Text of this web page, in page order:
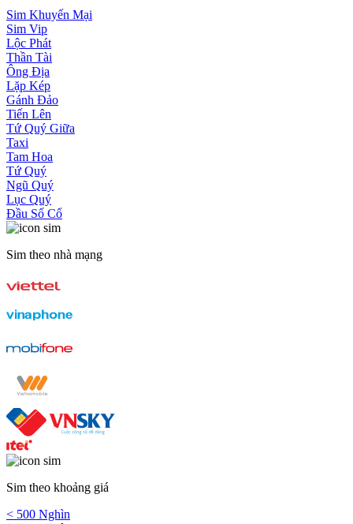
Sim Khuyến Mại
Sim Vip
Lộc Phát
Thần Tài
Ông Địa
Lặp Kép
Gánh Đảo
Tiến Lên
Tứ Quý Giữa
Taxi
Tam Hoa
Tứ Quý
Ngũ Quý
Lục Quý
Đầu Số Cổ
Sim theo nhà mạng
Sim theo khoảng giá
< 500 Nghìn